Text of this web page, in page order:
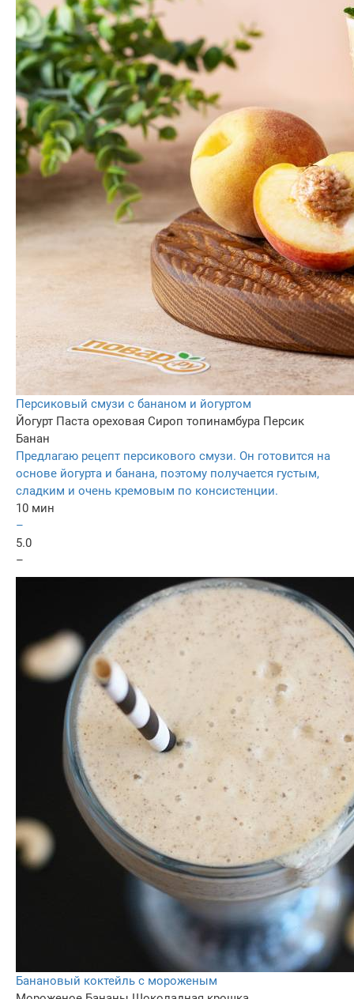
Персиковый смузи с бананом и йогуртом
Йогурт Паста ореховая Сироп топинамбура Персик
Банан
Предлагаю рецепт персикового смузи. Он готовится на
основе йогурта и банана, поэтому получается густым,
сладким и очень кремовым по консистенции.
10 мин
–
5.0
–
Банановый коктейль с мороженым